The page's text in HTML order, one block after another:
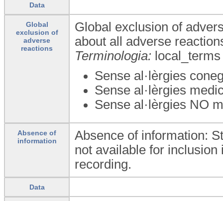
Data
Global
exclusion of
adverse
reactions
Global exclusion of
about all adverse
Terminologia: local_terms
Sense al·lèrgies
Sense al·lèrgies
Sense al·lèrgies NO
Absence of
information
Absence of information:
not available for
recording.
Data